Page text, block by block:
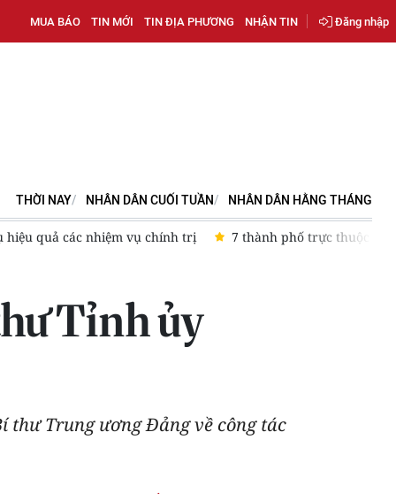
MUA BÁO TIN MỚI TIN ĐỊA PHƯƠNG NHẬN TIN Đăng nhập
THỜI NAY NHÂN DÂN CUỐI TUẦN NHÂN DÂN HẰNG THÁNG
tâm bứt phá từ các phong trào thi đua Làng Hữu nghị
Tỉnh ủy
thư Trung ương Đảng về công tác